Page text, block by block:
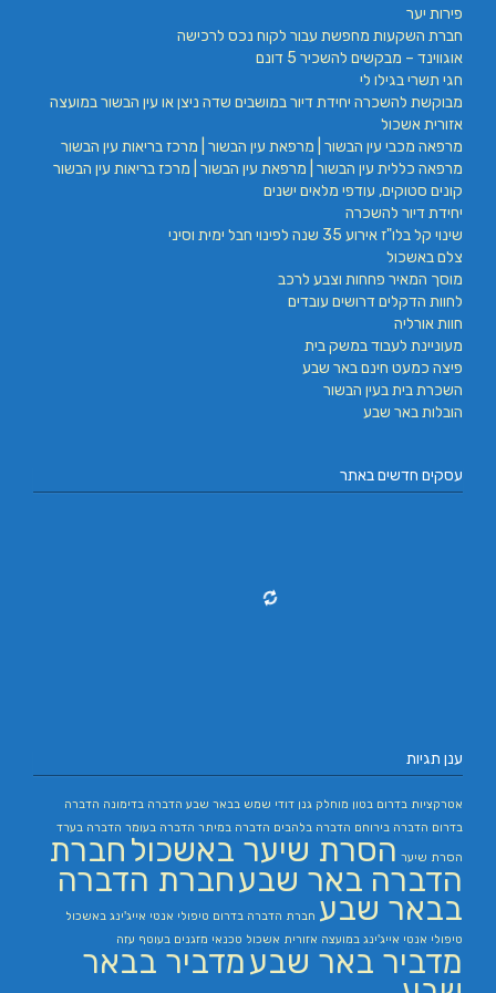
פירות יער
חברת השקעות מחפשת עבור לקוח נכס לרכישה
אוגווינד – מבקשים להשכיר 5 דונם
חגי תשרי בגילו לי
מבוקשת להשכרה יחידת דיור במושבים שדה ניצן או עין הבשור במועצה
אזורית אשכול
מרפאה מכבי עין הבשור | מרפאת עין הבשור | מרכז בריאות עין הבשור
מרפאה כללית עין הבשור | מרפאת עין הבשור | מרכז בריאות עין הבשור
קונים סטוקים, עודפי מלאים ישנים
יחידת דיור להשכרה
שינוי קל בלו"ז אירוע 35 שנה לפינוי חבל ימית וסיני
צלם באשכול
מוסך המאיר פחחות וצבע לרכב
לחוות הדקלים דרושים עובדים
חוות אורליה
מעוניינת לעבוד במשק בית
פיצה כמעט חינם באר שבע
השכרת בית בעין הבשור
הובלות באר שבע
עסקים חדשים באתר
ענן תגיות
אטרקציות בדרום בטון מוחלק גנן דודי שמש בבאר שבע הדברה בדימונה הדברה
בדרום הדברה בירוחם הדברה בלהבים הדברה במיתר הדברה בעומר הדברה בערד
הסרת שיער הסרת שיער באשכול חברת
הדברה באר שבעחברת הדברה
בבאר שבע חברת הדברה בדרום טיפולי אנטי אייג'ינג באשכול
טיפולי אנטי אייג'ינג במועצה אזורית אשכול טכנאי מזגנים בעוטף עזה
מדביר באר שבעמדביר בבאר